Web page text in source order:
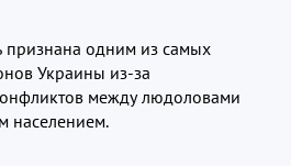
признана одним из самых
Украины из-за
между людоловами
населением.